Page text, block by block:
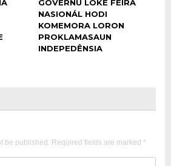
GOVERNU LOKE FEIRA
NASIONÁL HODI
KOMEMORA LORON
PROKLAMASAUN
INDEPEDÊNSIA
be published. Required fields are marked *